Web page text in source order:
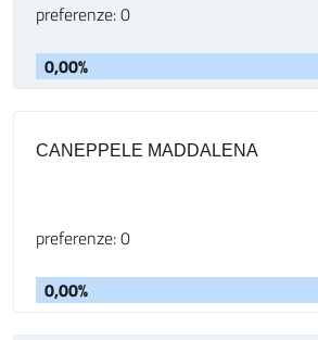
preferenze: 0
0,00%
CANEPPELE MADDALENA
preferenze: 0
0,00%